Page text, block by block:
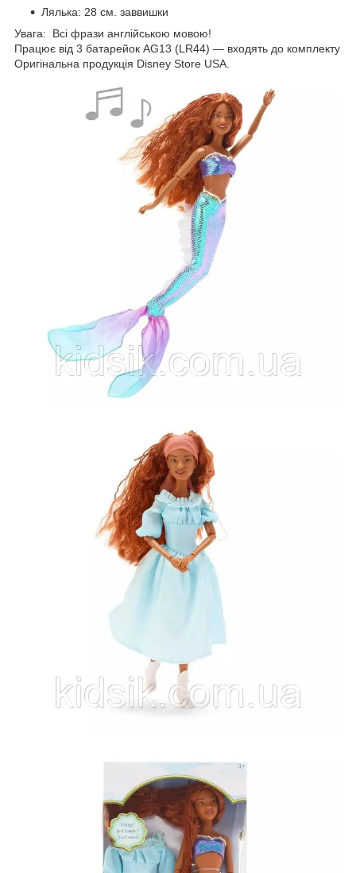
Лялька: 28 см. заввишки
Увага: Всі фрази англійською мовою!
Працює від 3 батарейок AG13 (LR44) — входять до комплекту
Оригінальна продукція Disney Store USA.